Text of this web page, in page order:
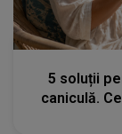
5 soluții
caniculă.